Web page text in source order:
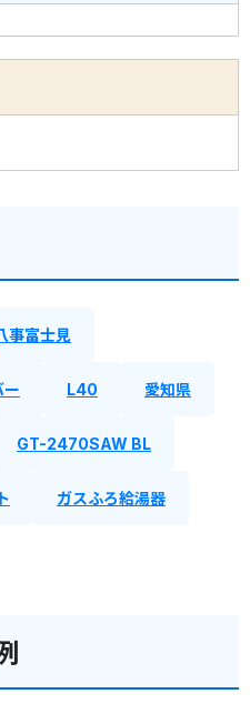
事富士見
ー L40 愛知県
GT-2470SAW BL
ガスふろ給湯器